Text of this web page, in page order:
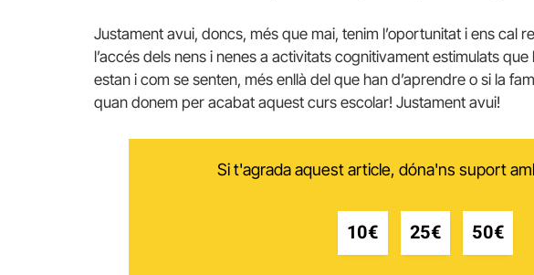
Justament avui, doncs, més que mai, tenim l’oportunitat i ens cal
l’accés dels nens i nenes a activitats cognitivament estimulats
estan i com se senten, més enllà del que han d’aprendre o si la
quan donem per acabat aquest curs escolar! Justament avui!
Si t'agrada aquest article, dóna'ns suport
10€ 25€ 50€